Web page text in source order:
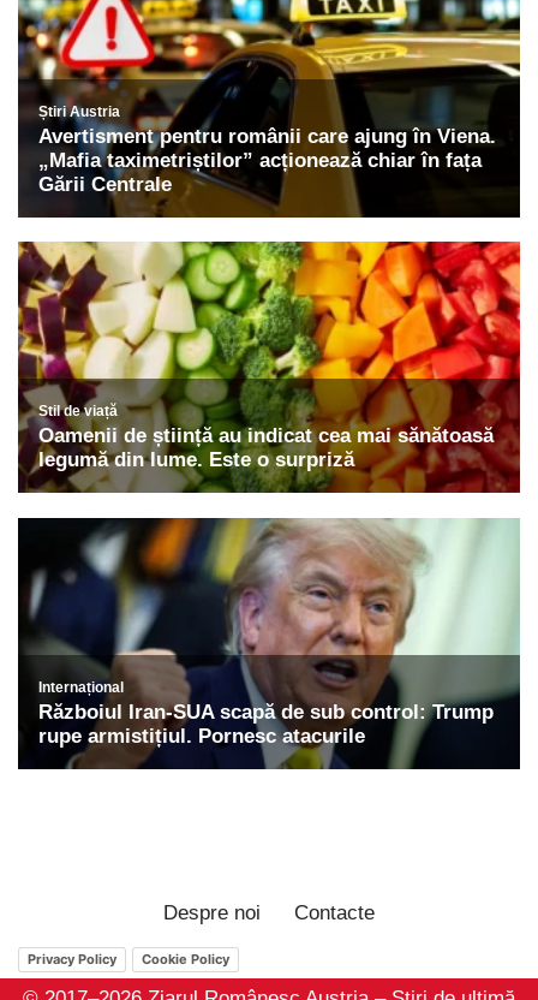
Despre noi Contacte
Privacy Policy Cookie Policy